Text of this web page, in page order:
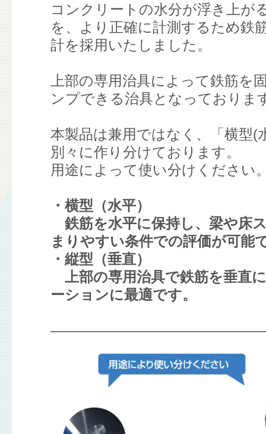
コンクリートの水分が浮き上が
を、より正確に計測するため鉄
計を採用いたしました。
上部の専用治具によって鉄筋を
ンプできる治具となっておりま
本製品は兼用ではなく、「横型(
別々に作り分けております。
用途によって使い分けください
・横型（水平）
鉄筋を水平に保持し、梁や床
まりやすい条件での評価が可能
・縦型（垂直）
上部の専用治具で鉄筋を垂直
ーションに最適です。